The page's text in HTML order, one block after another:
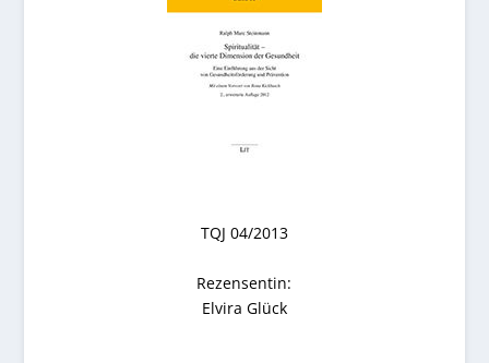
TQJ 04/2013
Rezensentin:
Elvira Glück